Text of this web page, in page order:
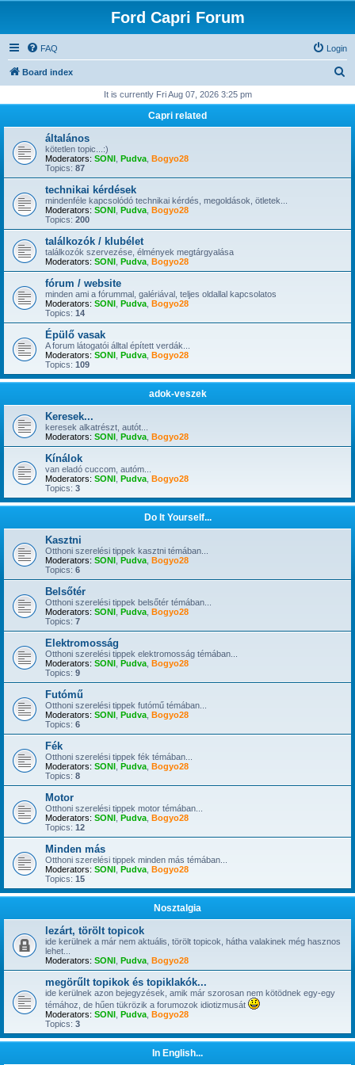
Ford Capri Forum
FAQ Login
Board index
r
It is currently Fri Aug 07, 2026 3:25 pm
Capri related
általános
kötetlen topic...:)
Moderators: SONI Pudva Bogyo28
Topics: 87
technikai kérdések
mindenféle kapcsolódó technikai kérdés, megoldások, ötletek...
Moderators: SONI Pudva Bogyo28
Topics: 200
találkozók / klubélet
találkozók szervezése, élmények megtárgyalása
Moderators: SONI Pudva Bogyo28
fórum / website
minden ami a fórummal, galériával, teljes oldallal kapcsolatos
Moderators: SONI Pudva Bogyo28
Topics: 14
Épülő vasak
A forum látogatói álltal épített verdák...
Moderators: SONI Pudva Bogyo28
Topics: 109
adok-veszek
Keresek...
keresek alkatrészt, autót...
Moderators: SONI Pudva Bogyo28
Kínálok
van eladó cuccom, autóm...
Moderators: SONI Pudva Bogyo28
Topics: 3
Do It Yourself...
Kasztni
Otthoni szerelési tippek kasztni témában...
Moderators: SONI Pudva Bogyo28
Topics: 6
Belsőtér
Otthoni szerelési tippek belsőtér témában...
Moderators: SONI Pudva Bogyo28
Topics: 7
Elektromosság
Otthoni szerelési tippek elektromosság témában...
Moderators: SONI Pudva Bogyo28
Topics: 9
Futómű
Otthoni szerelési tippek futómű témában...
Moderators: SONI Pudva Bogyo28
Topics: 6
Fék
Otthoni szerelési tippek fék témában...
Moderators: SONI Pudva Bogyo28
Topics: 8
Motor
Otthoni szerelési tippek motor témában...
Moderators: SONI Pudva Bogyo28
Topics: 12
Minden más
Otthoni szerelési tippek minden más témában...
Moderators: SONI Pudva Bogyo28
Topics: 15
Nosztalgia
lezárt, törölt topicok
ide kerülnek a már nem aktuális, törölt topicok, hátha valakinek még hasznos
lehet...
Moderators: SONI Pudva Bogyo28
megörűlt topikok és topiklakók...
ide kerülnek azon bejegyzések, amik már szorosan nem kötödnek egy-egy
témához, de hűen tükrözik a forumozok idiotizmusát
Moderators: SONI Pudva Bogyo28
Topics: 3
In English...